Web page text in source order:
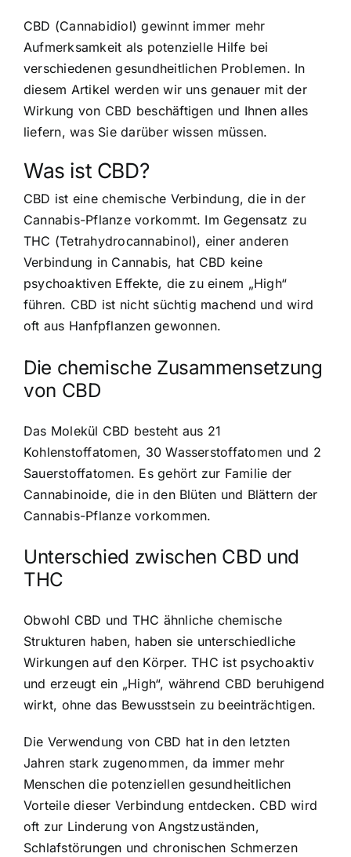
CBD (Cannabidiol) gewinnt immer mehr
Aufmerksamkeit als potenzielle Hilfe bei
verschiedenen gesundheitlichen Problemen. In
diesem Artikel werden wir uns genauer mit der
Wirkung von CBD beschäftigen und Ihnen alles
liefern, was Sie darüber wissen müssen.
Was ist CBD?
CBD ist eine chemische Verbindung, die in der
Cannabis-Pflanze vorkommt. Im Gegensatz zu
THC (Tetrahydrocannabinol), einer anderen
Verbindung in Cannabis, hat CBD keine
psychoaktiven Effekte, die zu einem „High“
führen. CBD ist nicht süchtig machend und wird
oft aus Hanfpflanzen gewonnen.
Die chemische Zusammensetzung
von CBD
Das Molekül CBD besteht aus 21
Kohlenstoffatomen, 30 Wasserstoffatomen und 2
Sauerstoffatomen. Es gehört zur Familie der
Cannabinoide, die in den Blüten und Blättern der
Cannabis-Pflanze vorkommen.
Unterschied zwischen CBD und
THC
Obwohl CBD und THC ähnliche chemische
Strukturen haben, haben sie unterschiedliche
Wirkungen auf den Körper. THC ist psychoaktiv
und erzeugt ein „High“, während CBD beruhigend
wirkt, ohne das Bewusstsein zu beeinträchtigen.
Die Verwendung von CBD hat in den letzten
Jahren stark zugenommen, da immer mehr
Menschen die potenziellen gesundheitlichen
Vorteile dieser Verbindung entdecken. CBD wird
oft zur Linderung von Angstzuständen,
Schlafstörungen und chronischen Schmerzen